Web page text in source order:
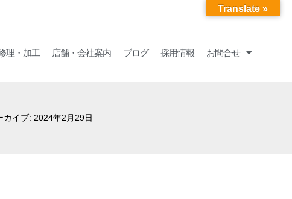
理・加工 店舗・会社案内 ブログ 採用情報 お問合せ
カイブ: 2024年2月29日
Translate »